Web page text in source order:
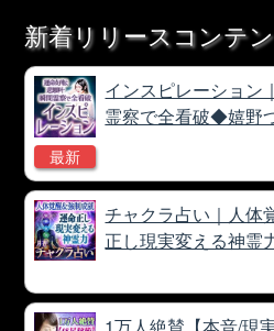
新着リリースコンテ
最新
インスピレーション
霊察で全看破◆嬉野
チャクラ占い｜人体
正し現実変える神霊